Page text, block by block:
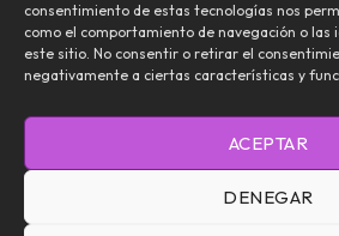
consentimiento de estas tecnologías nos
como el comportamiento de navegación o las
este sitio. No consentir o retirar el
negativamente a ciertas características y
ACEPTAR
DENEGAR
NOSOTROS CONTACTO
POLÍTICA DE COOKIES